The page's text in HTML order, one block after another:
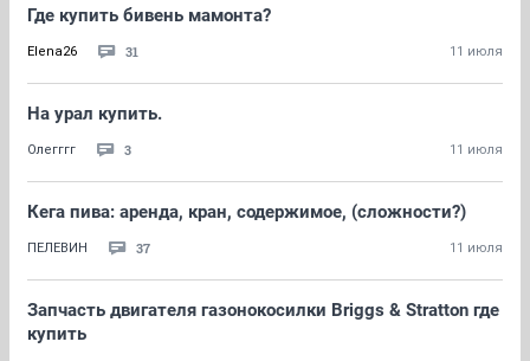
Где купить бивень мамонта?
Elena26 31 11 июля
На урал купить.
Олегггг 3 11 июля
Кега пива: аренда, кран, содержимое, (сложности?)
ПЕЛЕВИН 37 11 июля
Запчасть двигателя газонокосилки Briggs & Stratton где
купить